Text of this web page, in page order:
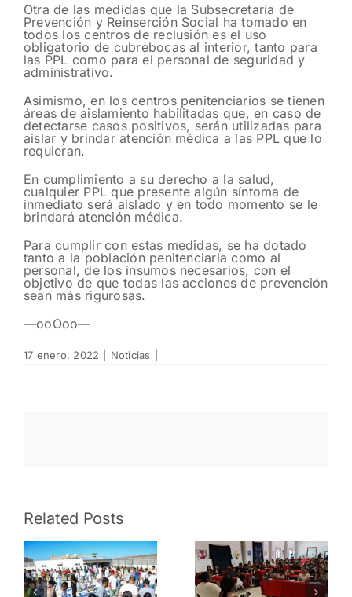
Otra de las medidas que la Subsecretaría de
Prevención y Reinserción Social ha tomado en
todos los centros de reclusión es el uso
obligatorio de cubrebocas al interior, tanto para
las PPL como para el personal de seguridad y
administrativo.
Asimismo, en los centros penitenciarios se tienen
áreas de aislamiento habilitadas que, en caso de
detectarse casos positivos, serán utilizadas para
aislar y brindar atención médica a las PPL que lo
requieran.
En cumplimiento a su derecho a la salud,
cualquier PPL que presente algún síntoma de
inmediato será aislado y en todo momento se le
brindará atención médica.
Para cumplir con estas medidas, se ha dotado
tanto a la población penitenciaria como al
personal, de los insumos necesarios, con el
objetivo de que todas las acciones de prevención
sean más rigurosas.
—ooOoo—
17 enero, 2022 Noticias
Related PostsConcluye
Policía Vial
Preventiva
el V Curso
a mujer
privada de
la libertad